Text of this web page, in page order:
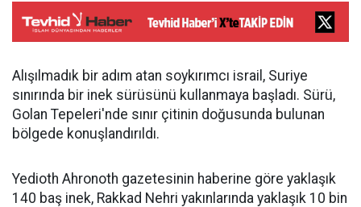
Alışılmadık bir adım atan soykırımcı israil, Suriye
sınırında bir inek sürüsünü kullanmaya başladı. Sürü,
Golan Tepeleri'nde sınır çitinin doğusunda bulunan
bölgede konuşlandırıldı.
Yedioth Ahronoth gazetesinin haberine göre yaklaşık
140 baş inek, Rakkad Nehri yakınlarında yaklaşık 10 bin